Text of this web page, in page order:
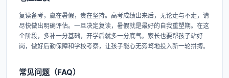
复读备考，赢在暑假，贵在坚持。高考成绩出来后，无论走与不走，请
尽快做出明确评估。一旦决定复读，暑假就是最好的自我重塑期。在这
个阶段，多补一分基础，开学后就多一分底气。家长也要帮孩子站好
岗，做好后勤保障和学校考察，让孩子能心无旁骛地投入新一轮拼搏。
常见问题（FAQ）